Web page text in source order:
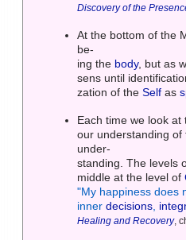
Discovery of the
At the bottom of the
be-
ing the body, but as
sens until
zation of theSelf as
Each time we look
our understanding
under-
standing. The levels
middle at the level of
"My happiness does
innerdecisions
Healing and Recovery,